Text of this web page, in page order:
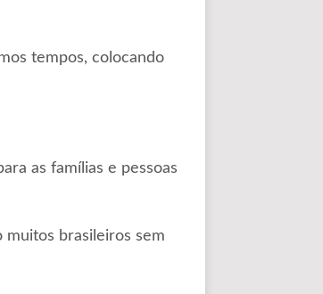
tempos, colocando
as famílias e pessoas
brasileiros sem